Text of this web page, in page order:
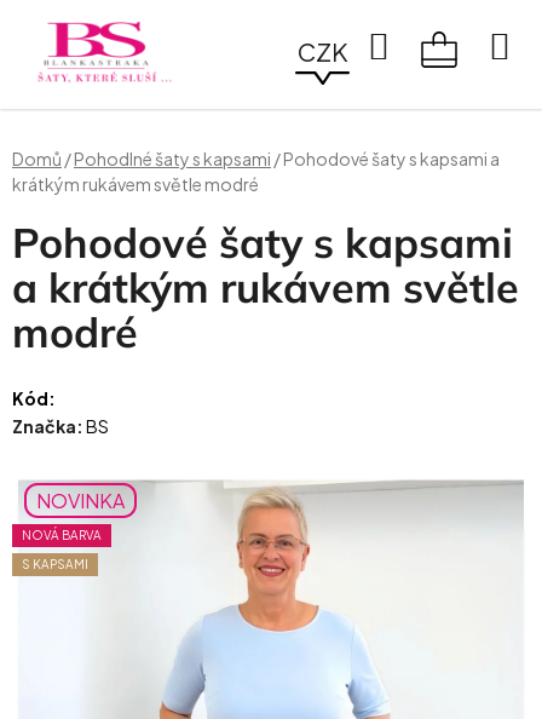
obsah
CZK
Hledat
Domů /Pohodlné šaty s kapsami /Pohodové šaty s kapsami a
krátkým rukávem světle modré
Pohodové šaty s kapsami
a krátkým rukávem světle
modré
Kód:
Značka: BS
NOVINKA
NOVÁ BARVA
S KAPSAMI